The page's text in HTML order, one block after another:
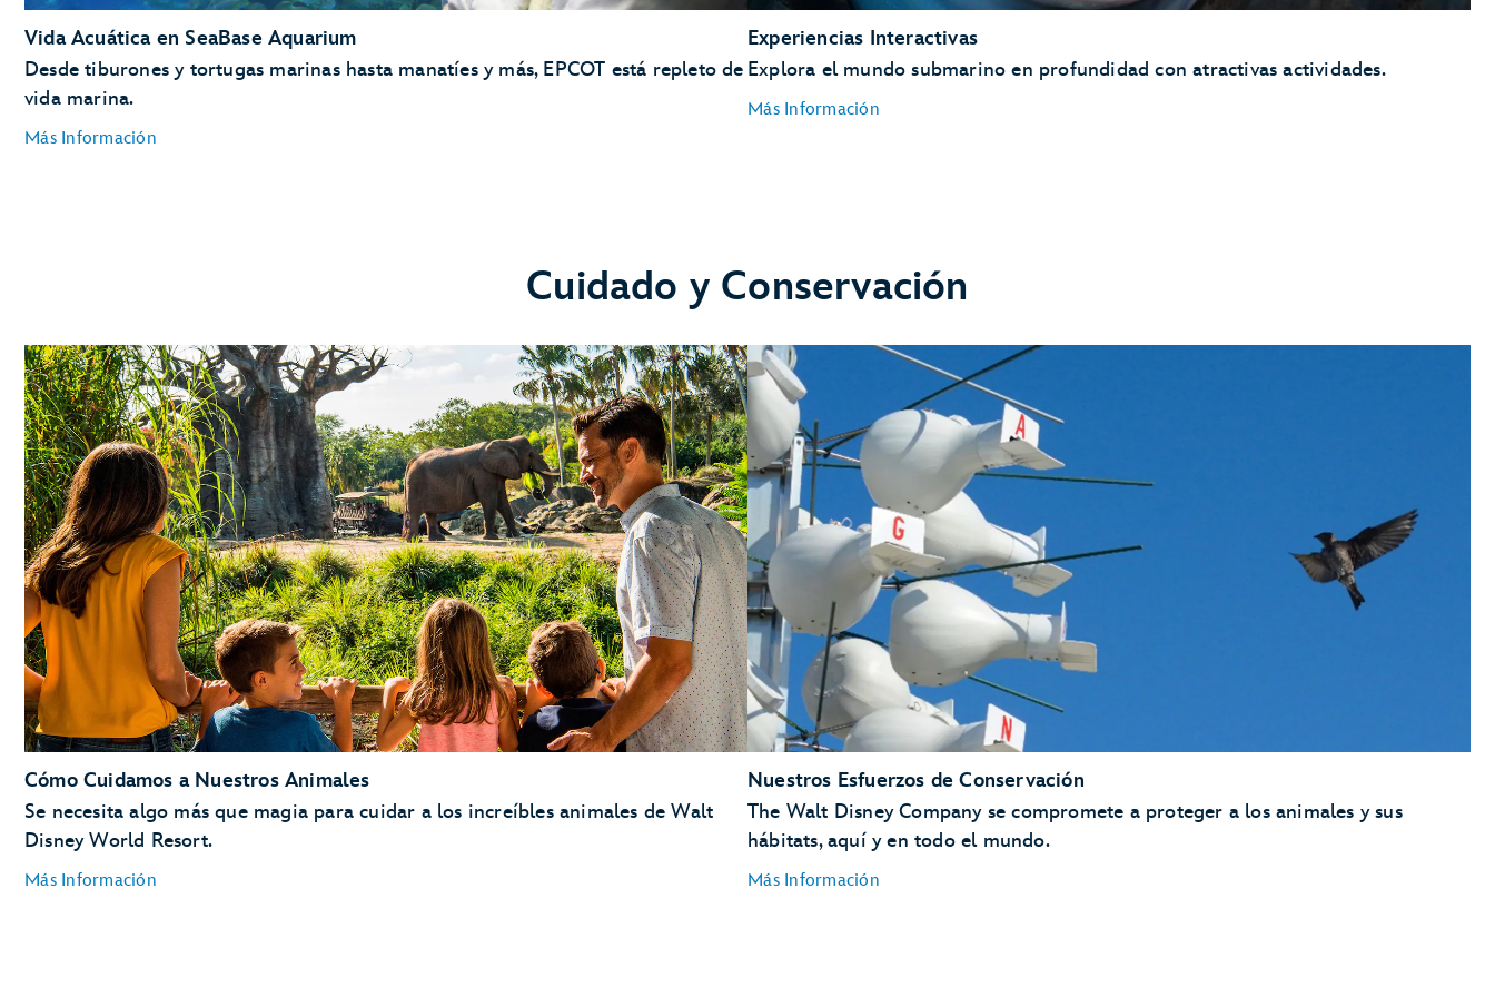
Vida Acuática en SeaBase Aquarium
Desde tiburones y tortugas marinas hasta manatíes y más, EPCOT está repleto de
vida marina.
Más Información
Arrecifes de coral
Manatíes
Tortugas Marinas
Tiburones y Mantarrayas
Experiencias Interactivas
Explora el mundo submarino en profundidad con atractivas actividades.
Más Información
Bruce’s Shark World
Cuidado y Conservación
Cómo Cuidamos a Nuestros Animales
Se necesita algo más que magia para cuidar a los increíbles animales de Walt
Disney World Resort.
Más Información
Nuestros Esfuerzos de Conservación
The Walt Disney Company se compromete a proteger a los animales y sus
hábitats, aquí y en todo el mundo.
Más Información